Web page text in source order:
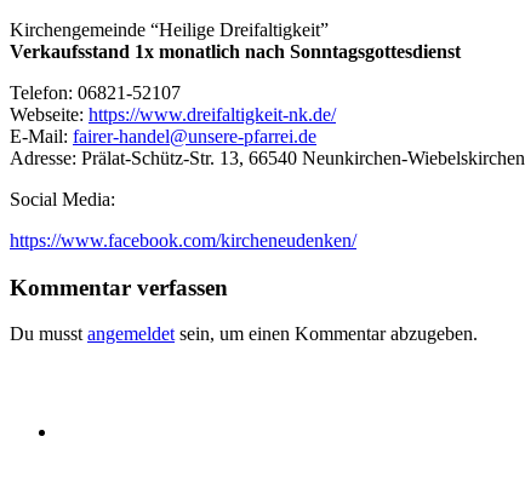
Kirchengemeinde “Heilige Dreifaltigkeit”
Verkaufsstand 1x monatlich nach Sonntagsgottesdienst
Telefon: 06821-52107
Webseite: https://www.dreifaltigkeit-nk.de/
E-Mail: fairer-handel@unsere-pfarrei.de
Adresse: Prälat-Schütz-Str. 13, 66540 Neunkirchen-Wiebelskirchen
Social Media:
https://www.facebook.com/kircheneudenken/
Kommentar verfassen
Du musst angemeldet sein, um einen Kommentar abzugeben.